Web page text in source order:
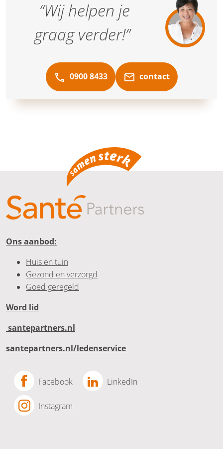
en geruststellend gevoel voor
jou en jouw naasten.
“Wij helpen je
graag verder!”
0900 8433 contact
Ons aanbod:
Huis en tuin
Gezond en verzorgd
Goed geregeld
Word lid
santepartners.nl
santepartners.nl/ledenservice
Facebook LinkedIn
Instagram